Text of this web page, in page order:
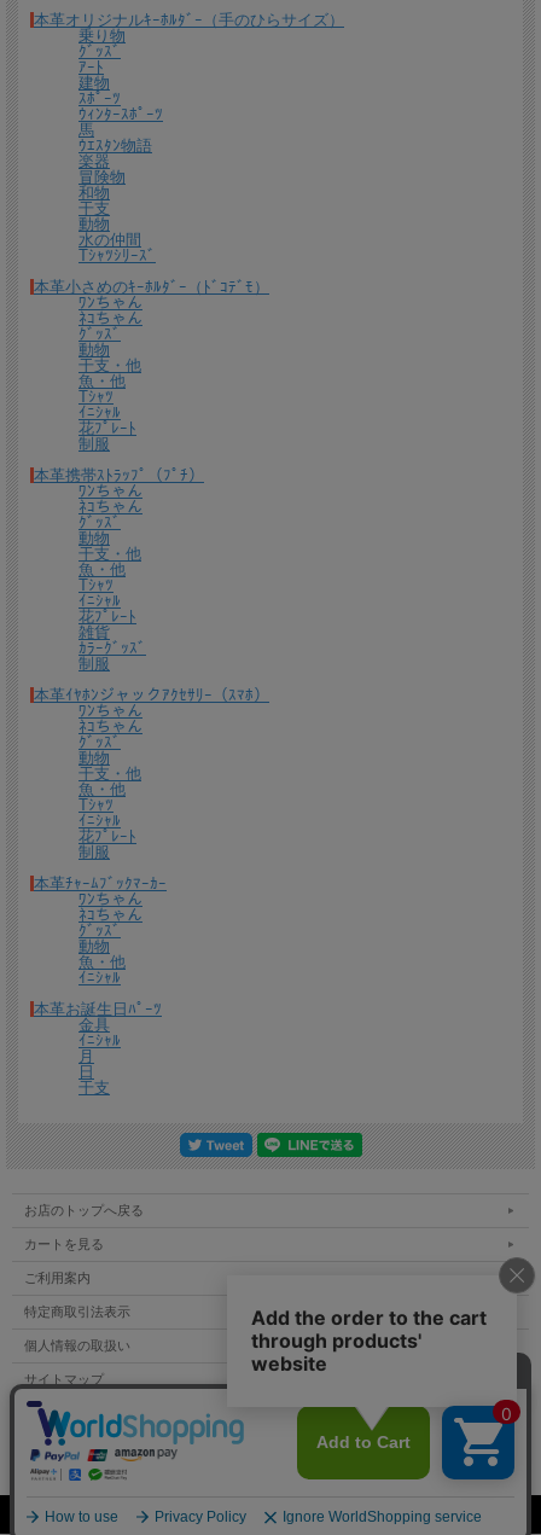
全商品無料で焼きペンで名入れいたします。
（注意！）
・漢字不可、ひらがな・カタカナ・英数字で6文字まで
・メガネ小物スタンドのみ15文字まで
・ご注文後の名入れの追加・変更、また返品は不可
詳しくはこちらから
手描きで革を焦がしながら名入れをするため文字は均一なものにならず、焦げた部
分は少し凹凸ができます。あなただけの革小物に。
ギフトラッピングについて
全商品無料で簡易ラッピングの上お送りしております。
大切な贈り物の場合は革のチャームやリボンが付いた有料のラッピングも承ってお
※ 写真は一例です。ラッピング材等は予告なく変更となる場合があります。
詳しくはこちらから
キーホルダーなど小さい品物はギフト袋にお入れして本革製のチャームをお付けし
*無料簡易ラッピング
通常のご購入でも、簡易ラッピング（透明の袋の上に金色のギフトシール付き）い
送料について
宅配便 650円から → 商品代金6600円(税込）以上で宅配便送料無料
メール便（全商品対象・定形外郵便ほか）全国一律300円
込）以上でメール便送料無料
＊ 詳しくはこちらから
熟練したスタッフが丁寧に梱包いたします。
*梱包の例
本革オリジナルｷｰﾎﾙﾀﾞｰ（手のひらサイズ）
乗り物
ｸﾞｯｽﾞ
ｱｰﾄ
建物
ｽﾎﾟｰﾂ
ｳｨﾝﾀｰｽﾎﾟｰﾂ
馬
ｳｴｽﾀﾝ物語
楽器
冒険物
和物
干支
動物
水の仲間
Tｼｬﾂｼﾘｰｽﾞ
本革小さめのｷｰﾎﾙﾀﾞｰ（ﾄﾞｺﾃﾞﾓ）
ﾜﾝちゃん
ﾈｺちゃん
ｸﾞｯｽﾞ
動物
干支・他
魚・他
Tｼｬﾂ
ｲﾆｼｬﾙ
花ﾌﾟﾚｰﾄ
制服
本革携帯ｽﾄﾗｯﾌﾟ（ﾌﾟﾁ）
ﾜﾝちゃん
ﾈｺちゃん
ｸﾞｯｽﾞ
動物
干支・他
魚・他
Tｼｬﾂ
ｲﾆｼｬﾙ
花ﾌﾟﾚｰﾄ
雑貨
ｶﾗｰｸﾞｯｽﾞ
制服
本革ｲﾔﾎﾝジャックｱｸｾｻﾘｰ（ｽﾏﾎ）
ﾜﾝちゃん
ﾈｺちゃん
ｸﾞｯｽﾞ
動物
干支・他
魚・他
Tｼｬﾂ
ｲﾆｼｬﾙ
花ﾌﾟﾚｰﾄ
制服
本革ﾁｬｰﾑﾌﾞｯｸﾏｰｶｰ
ﾜﾝちゃん
ﾈｺちゃん
ｸﾞｯｽﾞ
動物
魚・他
ｲﾆｼｬﾙ
本革お誕生日ﾊﾟｰﾂ
金具
ｲﾆｼｬﾙ
月
日
干支
お店のトップへ戻る
カートを見る
ご利用案内
特定商取引法表示
個人情報の取扱い
サイトマップ
メルマガ登録
お問い合わせ
Copyright (C) All Rights Reserved.